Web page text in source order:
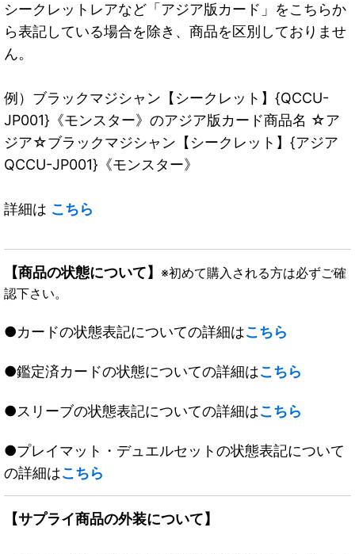
シークレットレアなど「アジア版カード」をこちらか
ら表記している場合を除き、商品を区別しておりませ
ん。
例）ブラックマジシャン【シークレット】{QCCU-
JP001}《モンスター》のアジア版カード商品名 ☆ア
ジア☆ブラックマジシャン【シークレット】{アジア
QCCU-JP001}《モンスター》
詳細は こちら
【商品の状態について】 ※初めて購入される方は必ずご確
認下さい。
●カードの状態表記についての詳細はこちら
●鑑定済カードの状態についての詳細はこちら
●スリーブの状態表記についての詳細はこちら
●プレイマット・デュエルセットの状態表記について
の詳細はこちら
【サプライ商品の外装について】